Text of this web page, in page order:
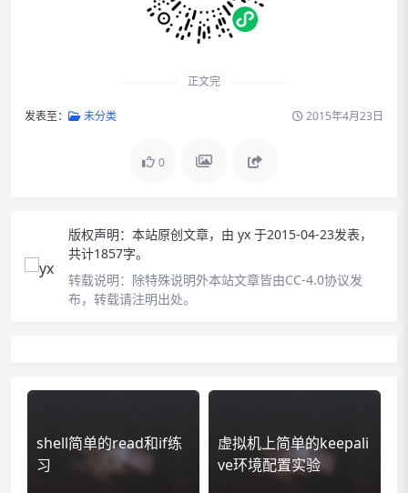
正文完
发表至： 未分类 2015年4月23日
0
版权声明： 本站原创文章，由 yx 于2015-04-23发表，
共计1857字。
转载说明： 除特殊说明外本站文章皆由CC-4.0协议发
布，转载请注明出处。
shell简单的read和if练
习
虚拟机上简单的keepali
ve环境配置实验